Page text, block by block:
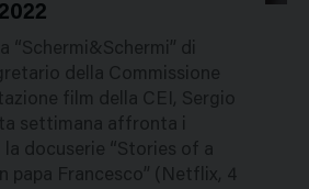
“Schermi&Schermi” di
della Commissione
film della CEI, Sergio
settimana affronta i
docuserie “Stories of a
papa Francesco” (Netflix, 4